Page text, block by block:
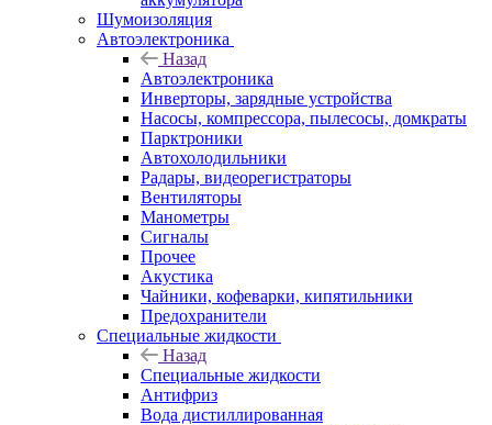
Шумоизоляция
Автоэлектроника
Назад
Автоэлектроника
Инверторы, зарядные устройства
Насосы, компрессора, пылесосы, домкраты
Парктроники
Автохолодильники
Радары, видеорегистраторы
Вентиляторы
Манометры
Сигналы
Прочее
Акустика
Чайники, кофеварки, кипятильники
Предохранители
Специальные жидкости
Назад
Специальные жидкости
Антифриз
Вода дистиллированная